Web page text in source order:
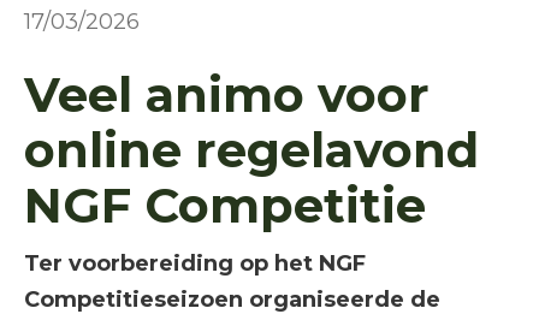
17/03/2026
Veel animo voor
online regelavond
NGF Competitie
Ter voorbereiding op het NGF
Competitieseizoen organiseerde de